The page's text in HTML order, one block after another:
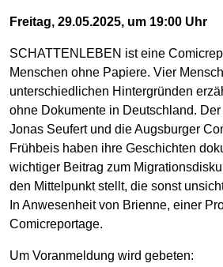
Freitag, 29.05.2025, um 19:00 Uhr
SCHATTENLEBEN ist eine
Menschen ohne Papiere. Vier
unterschiedlichen Hintergründen
ohne Dokumente in Deutschland.
Jonas Seufert und die Augsburger
Frühbeis haben ihre Geschichten
wichtiger Beitrag zum
den Mittelpunkt stellt, die sonst
In Anwesenheit von Brienne, einer
Comicreportage.
Um Voranmeldung wird gebeten: